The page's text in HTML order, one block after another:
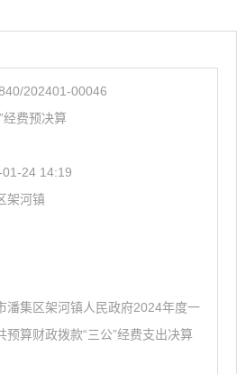
202401-00046
经费预决算
01-24 14:19
架河镇
潘集区架河镇人民政府2024年度一
预算财政拨款“三公”经费支出决算